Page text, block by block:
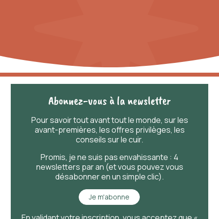
Abonnez-vous à la newsletter
Pour savoirtoutavanttoutle monde, sur les
avant-premières, les offres privilèges, les
conseils sur le cuir.
Promis, je ne suis pas envahissante : 4
newsletters par an (et vous pouvez vous
désabonner en un simple clic).
Je m'abonne